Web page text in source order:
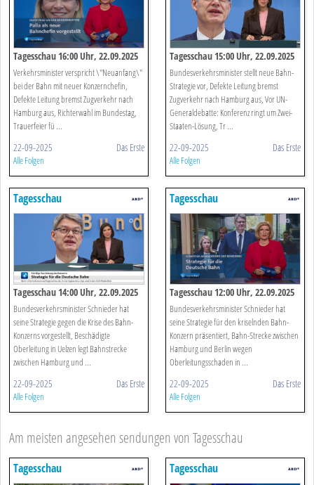
Tagesschau 16:00 Uhr, 22.09.2025
Verkehrsminister verspricht \"Neuanfang\"
bei der Bahn mit neuer Konzernchefin,
Defekte Leitung bremst Zugverkehr nach
Hamburg aus, Richterwahl im Bundestag,
Trauerfeier fü ...
22-09-2025 Das Erste
Alle Folgen
Tagesschau 15:00 Uhr, 22.09.2025
Bundesverkehrsminister stellt neue Bahn-
Strategie vor, Defekte Leitung bremst
Zugverkehr nach Hamburg aus, Vor UN-
Generaldebatte: Konferenz ringt um Zwei-
Staaten-Lösung, Tr ...
22-09-2025 Das Erste
Alle Folgen
Tagesschau
Tagesschau 14:00 Uhr, 22.09.2025
Bundesverkehrsminister Schnieder hat
seine Strategie gegen die Krise des Bahn-
Konzerns vorgestellt, Beschädigte
Oberleitung in Uelzen legt Bahnstrecke
zwischen Hamburg und ...
22-09-2025 Das Erste
Alle Folgen
Tagesschau
Tagesschau 12:00 Uhr, 22.09.2025
Bundesverkehrsminister Schnieder hat
seine Strategie für den kriselnden Bahn-
Konzern präsentiert, Bahn-Strecke zwischen
Hamburg und Berlin wegen
Oberleitungsschaden in ...
22-09-2025 Das Erste
Alle Folgen
Am meisten angesehen sendungen von Tagesschau
Tagesschau Tagesschau